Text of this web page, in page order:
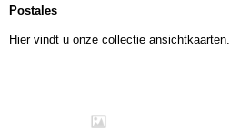
Postales
Hier vindt u onze collectie ansichtkaarten.